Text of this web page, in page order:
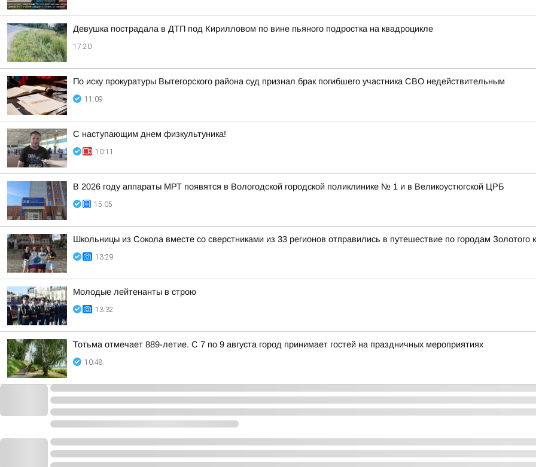
Девушка пострадала в ДТП под Кирилловом по вине пьяного подростка на квадроцикле
17:20
По иску прокуратуры Вытегорского района суд признал брак погибшего участника СВО недействительным
11:09
С наступающим днем физкультуника!
10:11
В 2026 году аппараты МРТ появятся в Вологодской городской поликлинике № 1 и в Великоустюгской ЦРБ
15:05
Школьницы из Сокола вместе со сверстниками из 33 регионов отправились в путешествие по городам Золотого
13:29
Молодые лейтенанты в строю
13:32
Тотьма отмечает 889-летие. С 7 по 9 августа город принимает гостей на праздничных мероприятиях
10:48